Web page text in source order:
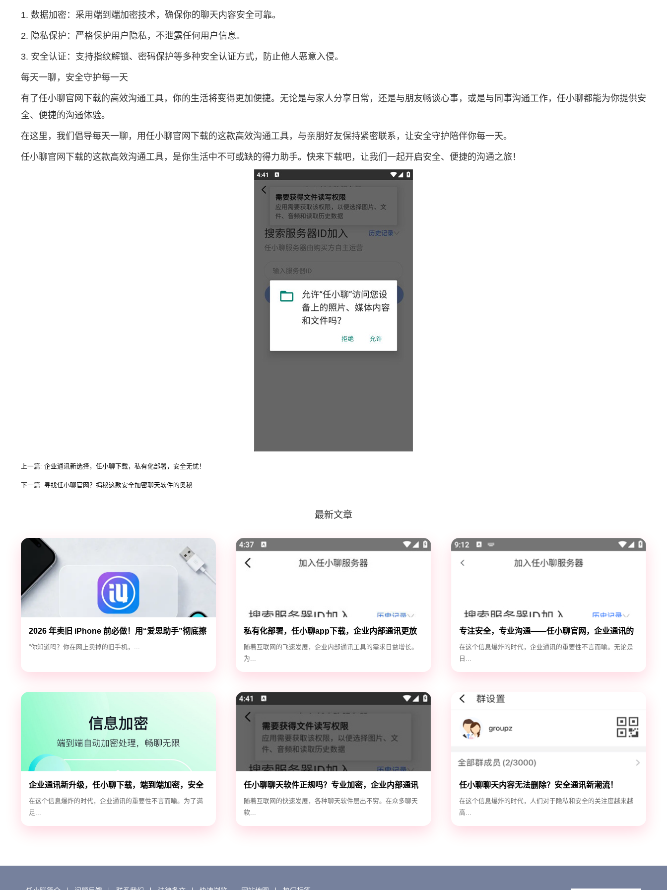
1. 数据加密：采用端到端加密技术，确保你的聊天内容安全可靠。
2. 隐私保护：严格保护用户隐私，不泄露任何用户信息。
3. 安全认证：支持指纹解锁、密码保护等多种安全认证方式，防止他人恶意入侵。
每天一聊，安全守护每一天
有了任小聊官网下载的高效沟通工具，你的生活将变得更加便捷。无论是与家人分享日常，还是与朋友畅谈心事，或是与同事沟通工作，任小聊都能为你提供安
全、便捷的沟通体验。
在这里，我们倡导每天一聊，用任小聊官网下载的这款高效沟通工具，与亲朋好友保持紧密联系，让安全守护陪伴你每一天。
任小聊官网下载的这款高效沟通工具，是你生活中不可或缺的得力助手。快来下载吧，让我们一起开启安全、便捷的沟通之旅！
上一篇: 企业通讯新选择，任小聊下载，私有化部署，安全无忧！
下一篇: 寻找任小聊官网？揭秘这款安全加密聊天软件的奥秘
最新文章
2026 年卖旧 iPhone 前必做！用“爱思助手”彻底擦
除隐私，防止数据泄露
“你知道吗？你在网上卖掉的旧手机，...
私有化部署，任小聊app下载，企业内部通讯更放
心
随着互联网的飞速发展，企业内部通讯工具的需求日益增长。
为...
专注安全，专业沟通——任小聊官网，企业通讯的
安全守护神
在这个信息爆炸的时代，企业通讯的重要性不言而喻。无论是
日...
企业通讯新升级，任小聊下载，端到端加密，安全
高效！
在这个信息爆炸的时代，企业通讯的重要性不言而喻。为了满
足...
任小聊聊天软件正规吗？专业加密，企业内部通讯
首选！
随着互联网的快速发展，各种聊天软件层出不穷。在众多聊天
软...
任小聊聊天内容无法删除？安全通讯新潮流！
在这个信息爆炸的时代，人们对于隐私和安全的关注度越来越
高...